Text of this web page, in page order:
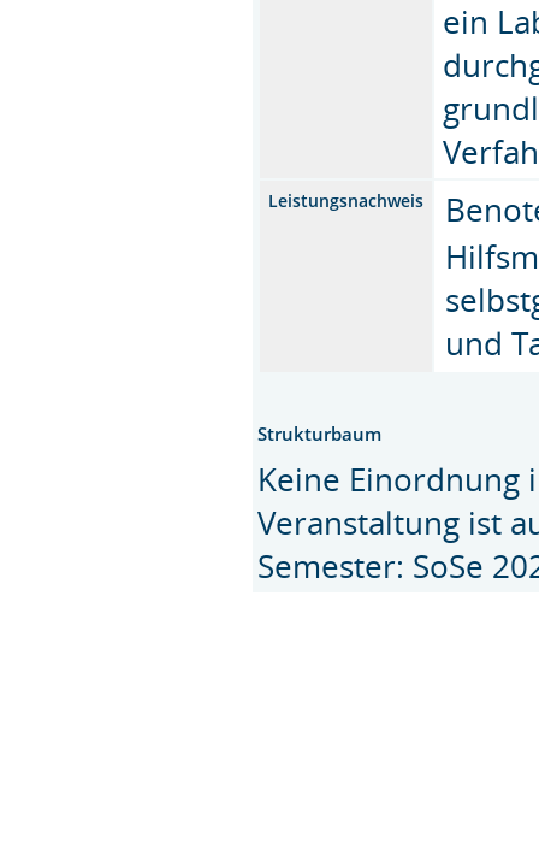
ein
Leistungsnachweis
und
Strukturbaum
Keine Einordnung
Veranstaltung ist
Semester: SoSe